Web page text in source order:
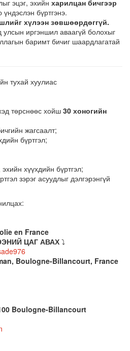
эцэг, эхийн харилцан бичгээр
үндэслэн бүртгэнэ.
хүлээн зөвшөөрдөггүй.
улсын иргэншил аваагүй болохыг
баримт бичиг шаардлагатай
тухай хуулиас
төрснөөс хойш 30 хоногийн
жагсаалт;
бүртгэл;
эхийн хүүхдийн бүртгэл;
зэрэг асуудлыг дэлгэрэнгүй
en France
ЦАГ АВАХ ⤵️
Boulogne-Billancourt, France
Boulogne-Billancourt